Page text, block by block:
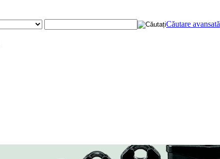
Căutare avansată